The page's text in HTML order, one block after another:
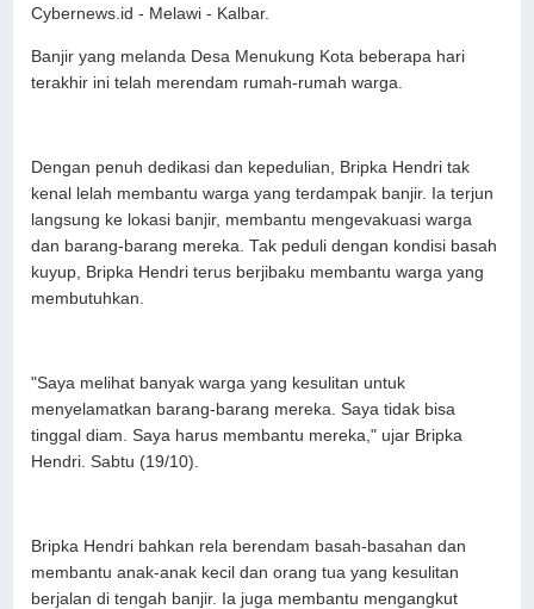
Cybernews.id - Melawi - Kalbar.
Banjir yang melanda Desa Menukung Kota beberapa hari
terakhir ini telah merendam rumah-rumah warga.
Dengan penuh dedikasi dan kepedulian, Bripka Hendri tak
kenal lelah membantu warga yang terdampak banjir. Ia terjun
langsung ke lokasi banjir, membantu mengevakuasi warga
dan barang-barang mereka. Tak peduli dengan kondisi basah
kuyup, Bripka Hendri terus berjibaku membantu warga yang
membutuhkan.
"Saya melihat banyak warga yang kesulitan untuk
menyelamatkan barang-barang mereka. Saya tidak bisa
tinggal diam. Saya harus membantu mereka," ujar Bripka
Hendri. Sabtu (19/10).
Bripka Hendri bahkan rela berendam basah-basahan dan
membantu anak-anak kecil dan orang tua yang kesulitan
berjalan di tengah banjir. Ia juga membantu mengangkut